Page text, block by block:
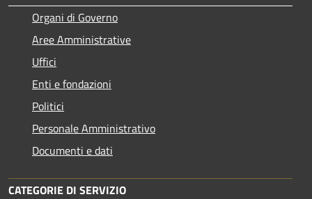
Organi di Governo
Aree Amministrative
Uffici
Enti e fondazioni
Politici
Personale Amministrativo
Documenti e dati
CATEGORIE DI SERVIZIO